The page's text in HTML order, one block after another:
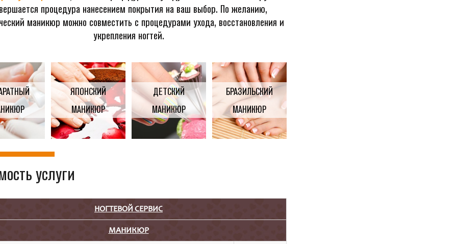
процедура нанесением покрытия на ваш выбор. По желанию,
маникюр можно совместить с процедурами ухода, восстановления и
укрепления ногтей.
ЯПОНСКИЙ
МАНИКЮР
ДЕТСКИЙ
МАНИКЮР
БРАЗИЛЬСКИЙ
МАНИКЮР
услуги
НОГТЕВОЙ СЕРВИС
МАНИКЮР